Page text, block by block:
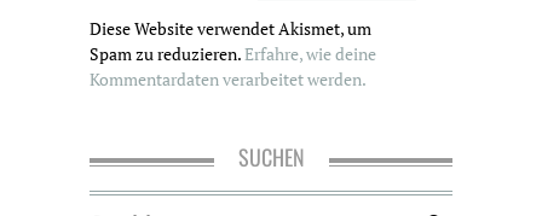
Diese Website verwendet Akismet, um
Spam zu reduzieren.Erfahre, wie deine
Kommentardaten verarbeitet werden.
SUCHEN